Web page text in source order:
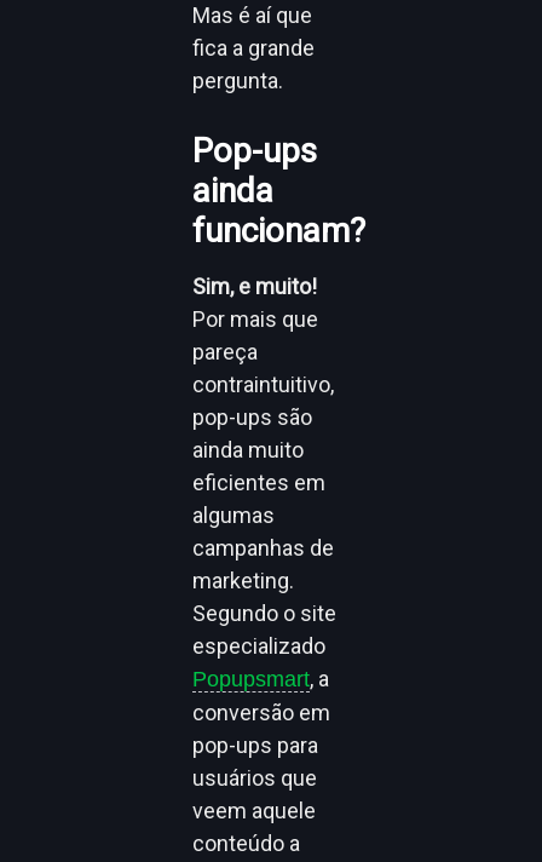
Mas é aí que
fica a grande
pergunta.
Pop-ups
ainda
funcionam?
Sim, e muito!
Por mais que
pareça
contraintuitivo,
pop-ups são
ainda muito
eficientes em
algumas
campanhas de
marketing.
Segundo o site
especializado
Popupsmart, a
conversão em
pop-ups para
usuários que
veem aquele
conteúdo a